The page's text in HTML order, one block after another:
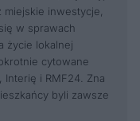
inwestycje,
w sprawach
życie lokalnej
cytowane
i RMF24. Zna
byli zawsze